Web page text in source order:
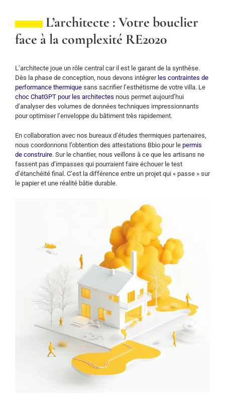
L’architecte : Votre bouclier
face à la complexité RE2020
L’architecte joue un rôle central car il est le garant de la synthèse.
Dès la phase de conception, nous devons intégrer les contraintes de
performance thermique sans sacrifier l’esthétisme de votre villa. Le
choc ChatGPT pour les architectes nous permet aujourd’hui
d’analyser des volumes de données techniques impressionnants
pour optimiser l’enveloppe du bâtiment très rapidement.
En collaboration avec nos bureaux d’études thermiques partenaires,
nous coordonnons l’obtention des attestations Bbio pour le permis
de construire. Sur le chantier, nous veillons à ce que les artisans ne
fassent pas d’impasses qui pourraient faire échouer le test
d’étanchéité final. C’est la différence entre un projet qui « passe » sur
le papier et une réalité bâtie durable.